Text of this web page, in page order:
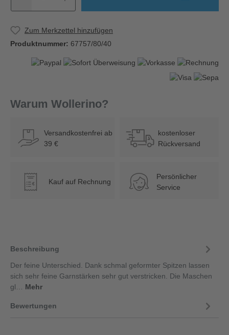
Zum Merkzettel hinzufügen
Produktnummer: 67757/80/40
Warum Wollerino?
Versandkostenfrei ab
39 €
kostenloser
Rückversand
€ Kauf auf Rechnung
Persönlicher
Service
Beschreibung
Der feine Unterschied. Dank schmal geformter Spitzen lassen
sich sehr feine Garnstärken sehr gut verstricken. Die Maschen
gl… Mehr
Bewertungen